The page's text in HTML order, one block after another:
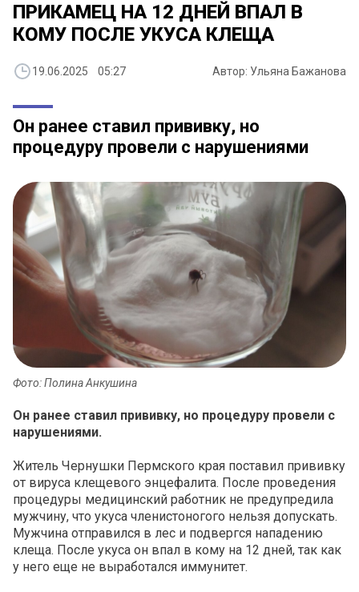
ПРИКАМЕЦ НА 12 ДНЕЙ ВПАЛ В
КОМУ ПОСЛЕ УКУСА КЛЕЩА
19.06.2025 05:27 Автор: Ульяна Бажанова
Он ранее ставил прививку, но
процедуру провели с нарушениями
Фото: Полина Анкушина
Он ранее ставил прививку, но процедуру провели с
нарушениями.
Житель Чернушки Пермского края поставил прививку
от вируса клещевого энцефалита. После проведения
процедуры медицинский работник не предупредила
мужчину, что укуса членистоногого нельзя допускать.
Мужчина отправился в лес и подвергся нападению
клеща. После укуса он впал в кому на 12 дней, так как
у него еще не выработался иммунитет.